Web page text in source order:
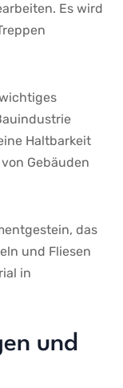
⁢Es⁢ wird
Haltbarkeit
Gebäuden
‌das​
und Fliesen
in
und